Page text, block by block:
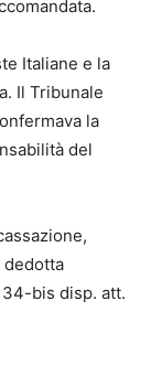
è autore di
e
Italiane e la
Il Tribunale
la
del
dedotta
bis disp. att.